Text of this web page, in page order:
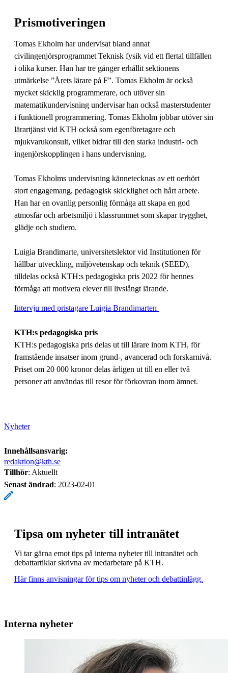
Prismotiveringen
Tomas Ekholm har undervisat bland annat
civilingenjörsprogrammet Teknisk fysik vid ett flertal tillfällen
i olika kurser. Han har tre gånger erhållit sektionens
utmärkelse ”Årets lärare på F”. Tomas Ekholm är också
mycket skicklig programmerare, och utöver sin
matematikundervisning undervisar han också masterstudenter
i funktionell programmering. Tomas Ekholm jobbar utöver sin
lärartjänst vid KTH också som egenföretagare och
mjukvarukonsult, vilket bidrar till den starka industri- och
ingenjörskopplingen i hans undervisning.
Tomas Ekholms undervisning kännetecknas av ett oerhört
stort engagemang, pedagogisk skicklighet och hårt arbete.
Han har en ovanlig personlig förmåga att skapa en god
atmosfär och arbetsmiljö i klassrummet som skapar trygghet,
glädje och studiero.
Luigia Brandimarte, universitetslektor vid Institutionen för
hållbar utveckling, miljövetenskap och teknik (SEED),
tilldelas också KTH:s pedagogiska pris 2022 för hennes
förmåga att motivera elever till livslångt lärande.
Intervju med pristagare Luigia Brandimarten
KTH:s pedagogiska pris
KTH:s pedagogiska pris delas ut till lärare inom KTH, för
framstående insatser inom grund-, avancerad och forskarnivå.
Priset om 20 000 kronor delas årligen ut till en eller två
personer att användas till resor för förkovran inom ämnet.
Nyheter
Innehållsansvarig:
redaktion@kth.se
Tillhör: Aktuellt
Senast ändrad: 2023-02-01
Tipsa om nyheter till intranätet
Vi tar gärna emot tips på interna nyheter till intranätet och
debattartiklar skrivna av medarbetare på KTH.
Här finns anvisningar för tips om nyheter och debattinlägg.
Interna nyheter